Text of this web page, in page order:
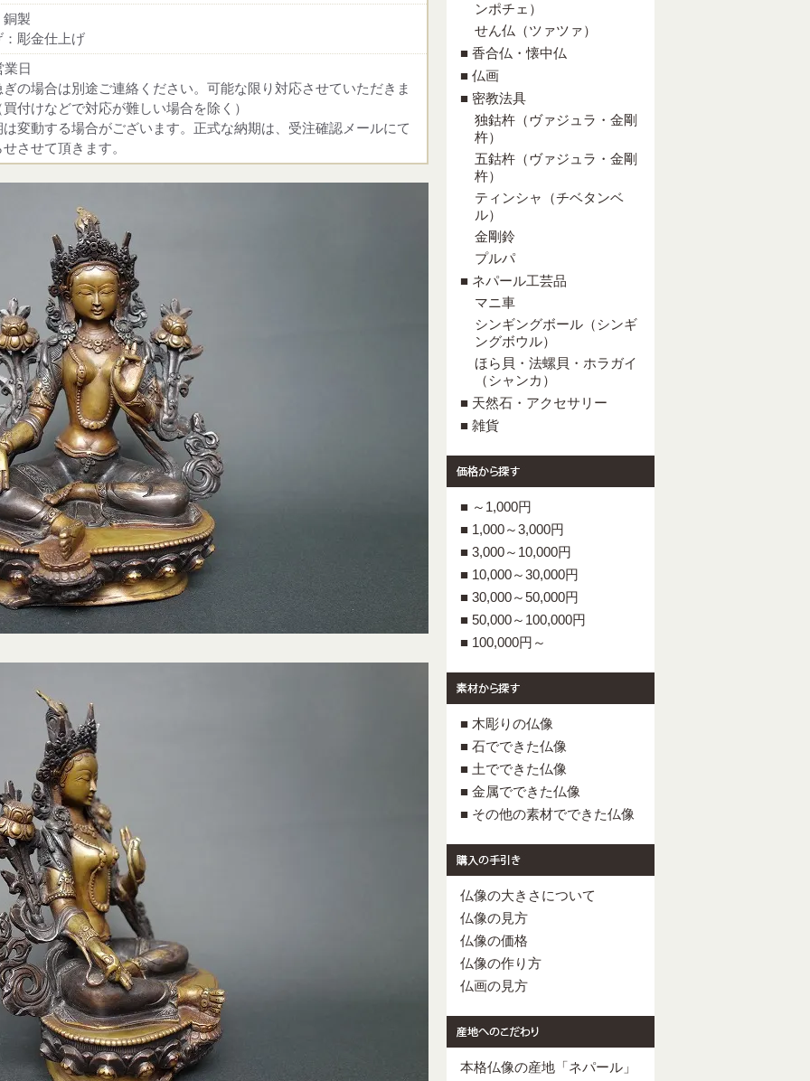
銅製
：彫金仕上げ
業日
の場合は別途ご連絡ください。可能な限り対応させていただきま
付けなどで対応が難しい場合を除く）
変動する場合がございます。正式な納期は、受注確認メールにて
させて頂きます。
ンポチェ）
せん仏（ツァツァ）
■ 香合仏・懐中仏
■ 仏画
■ 密教法具
独鈷杵（ヴァジュラ・金剛
杵）
五鈷杵（ヴァジュラ・金剛
杵）
ティンシャ（チベタンベ
ル）
金剛鈴
プルパ
■ ネパール工芸品
マニ車
シンギングボール（シンギ
ングボウル）
ほら貝・法螺貝・ホラガイ
（シャンカ）
■ 天然石・アクセサリー
■ 雑貨
■ ～1,000円
■ 1,000～3,000円
■ 3,000～10,000円
■ 10,000～30,000円
■ 30,000～50,000円
■ 50,000～100,000円
■ 100,000円～
■ 木彫りの仏像
■ 石でできた仏像
■ 土でできた仏像
■ 金属でできた仏像
■ その他の素材でできた仏像
仏像の大きさについて
仏像の見方
仏像の価格
仏像の作り方
仏画の見方
本格仏像の産地「ネパール」